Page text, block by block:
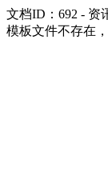
文档ID：692 - 资
模板文件不存在